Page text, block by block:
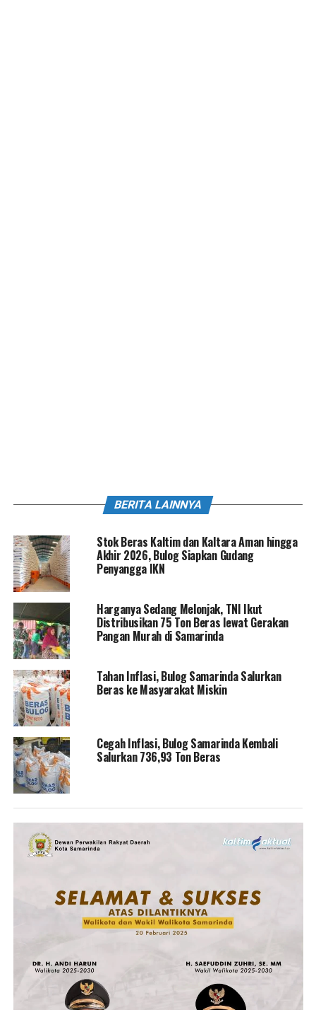
BERITA LAINNYA
Stok Beras Kaltim dan Kaltara Aman hingga
Akhir 2026, Bulog Siapkan Gudang
Penyangga IKN
Harganya Sedang Melonjak, TNI Ikut
Distribusikan 75 Ton Beras lewat Gerakan
Pangan Murah di Samarinda
Tahan Inflasi, Bulog Samarinda Salurkan
Beras ke Masyarakat Miskin
Cegah Inflasi, Bulog Samarinda Kembali
Salurkan 736,93 Ton Beras